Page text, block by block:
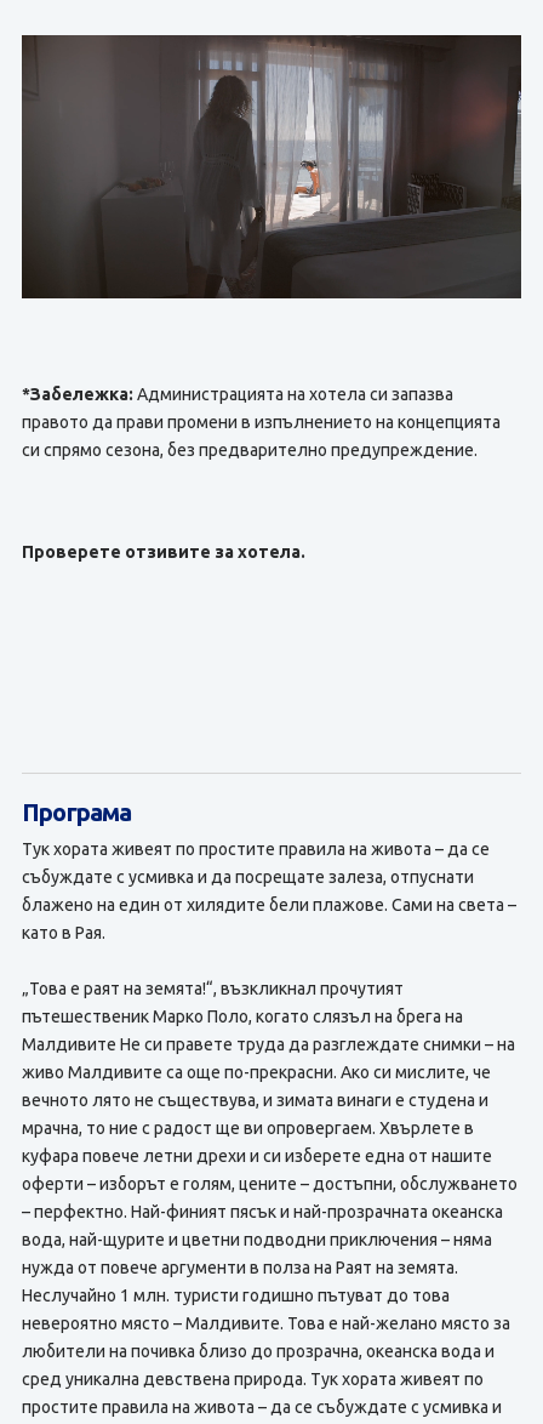
*Забележка: Администрацията на хотела си запазва
правото да прави промени в изпълнението на концепцията
си спрямо сезона, без предварително предупреждение.
Проверете отзивите за хотела.
Програма
Тук хората живеят по простите правила на живота – да се
събуждате с усмивка и да посрещате залеза, отпуснати
блажено на един от хилядите бели плажове. Сами на света –
като в Рая.
„Това е раят на земята!“, възкликнал прочутият
пътешественик Марко Поло, когато слязъл на брега на
Малдивите Не си правете труда да разглеждате снимки – на
живо Малдивите са още по-прекрасни. Ако си мислите, че
вечното лято не съществува, и зимата винаги е студена и
мрачна, то ние с радост ще ви опровергаем. Хвърлете в
куфара повече летни дрехи и си изберете една от нашите
оферти – изборът е голям, цените – достъпни, обслужването
– перфектно. Най-финият пясък и най-прозрачната океанска
вода, най-щурите и цветни подводни приключения – няма
нужда от повече аргументи в полза на Раят на земята.
Неслучайно 1 млн. туристи годишно пътуват до това
невероятно място – Малдивите. Това е най-желано място за
любители на почивка близо до прозрачна, океанска вода и
сред уникална девствена природа. Тук хората живеят по
простите правила на живота – да се събуждате с усмивка и